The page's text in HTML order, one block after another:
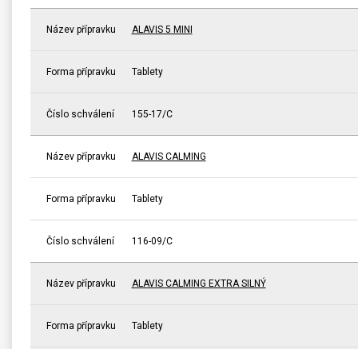
Název přípravku ALAVIS 5 MINI
Forma přípravku Tablety
Číslo schválení 155-17/C
Název přípravku ALAVIS CALMING
Forma přípravku Tablety
Číslo schválení 116-09/C
Název přípravku ALAVIS CALMING EXTRA SILNÝ
Forma přípravku Tablety